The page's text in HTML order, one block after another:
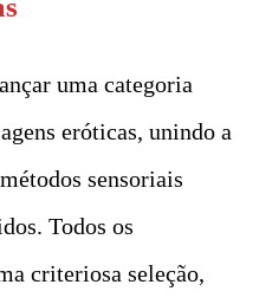
uma categoria
eróticas, unindo a
sensoriais
Todos os
criteriosa seleção,